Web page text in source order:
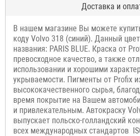
Доставка и
В нашем магазине Вы можете
коду Volvo 318 (синий). Данный
названия: PARIS BLUE. Краска от
превосходное качество, а также
использовании и хорошими
укрываемости. Пигменты от Profix
высококачественного сырья,
время покрытие на Вашем
и привлекательным. Автокраску
выпускает польско-голландский
всех международных стандартов